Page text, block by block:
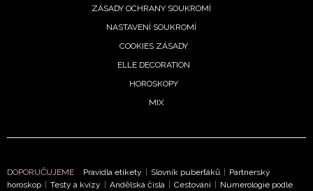
NEWSLETTER
ZÁSADY OCHRANY SOUKROMÍ
NASTAVENÍ SOUKROMÍ
COOKIES ZÁSADY
ELLE DECORATION
HOROSKOPY
MIX
DOPORUČUJEME Pravidla etikety Slovník puberťáků
Partnerský
horoskop
Testy a kvízy Andělská čísla Cestování
Numerologie podle